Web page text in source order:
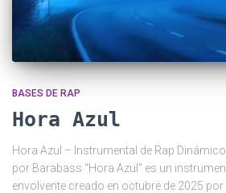
BASES DE RAP
Hora Azul
Hora Azul – Instrumental de Rap
por Barabass “Hora Azul” es un
envolvente creado en octubre de 2025